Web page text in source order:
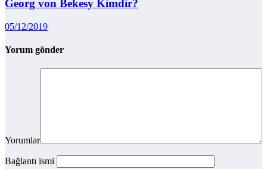
Georg von Bekesy Kimdir?
05/12/2019
Yorum gönder
Yorumlar
Bağlantı ismi